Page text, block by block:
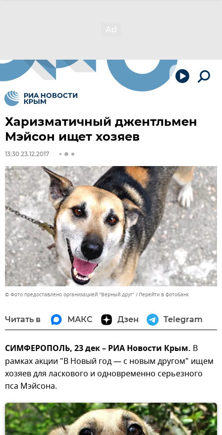
Харизматичный джентльмен
Мэйсон ищет хозяев
13:30 23.12.2017
© Фото предоставлено организацией "Верный друг" Перейти в фотобанк
Читать в МАКС Дзен Telegram
СИМФЕРОПОЛЬ, 23 дек – РИА Новости Крым. В
рамках акции "В Новый год — с новым другом" ищем
хозяев для ласкового и одновременно серьезного
пса Мэйсона.